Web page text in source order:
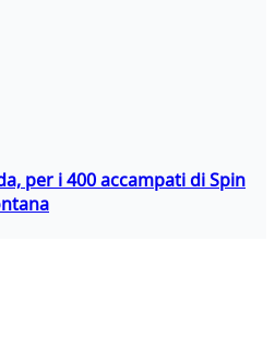
per i 400 accampati di Spin